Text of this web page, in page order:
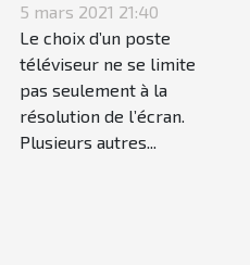
caractéristiques
à prendre en
considération
5 mars 2021 21:40
Le choix d’un poste
téléviseur ne se limite
pas seulement à la
résolution de l’écran.
Plusieurs autres...